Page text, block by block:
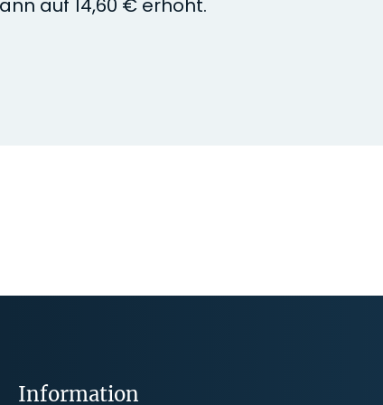
auf 14,60 € erhöht.
Information